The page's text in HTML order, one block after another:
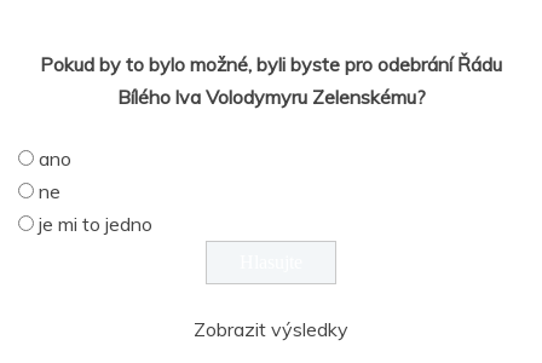
Pokud by to bylo možné, byli byste pro odebrání Řádu
Bílého lva Volodymyru Zelenskému?
ano
ne
je mi to jedno
Zobrazit výsledky